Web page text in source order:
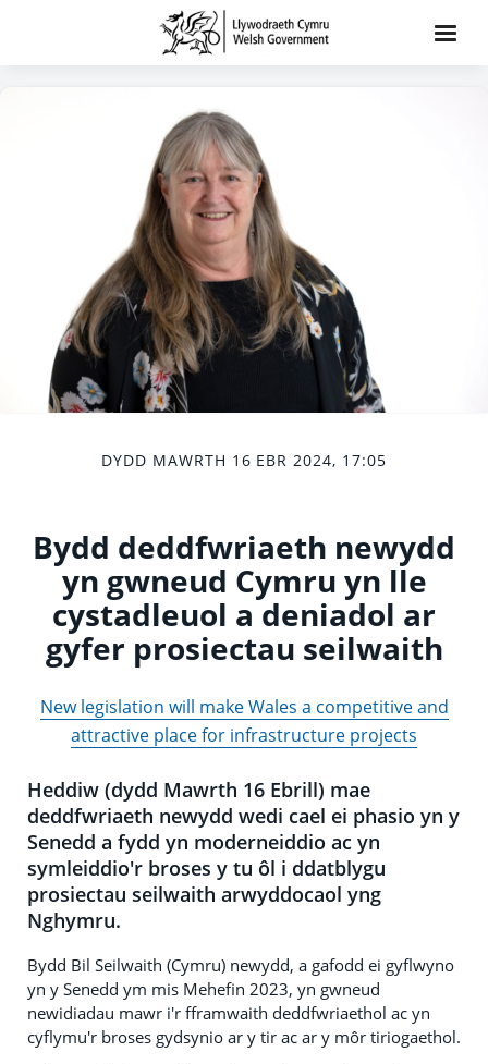
DYDD MAWRTH 16 EBR 2024, 17:05
Bydd deddfwriaeth newydd
yn gwneud Cymru yn lle
cystadleuol a deniadol ar
gyfer prosiectau seilwaith
New legislation will make Wales a competitive and
attractive place for infrastructure projects
Heddiw (dydd Mawrth 16 Ebrill) mae
deddfwriaeth newydd wedi cael ei phasio yn y
Senedd a fydd yn moderneiddio ac yn
symleiddio'r broses y tu ôl i ddatblygu
prosiectau seilwaith arwyddocaol yng
Nghymru.
Bydd Bil Seilwaith (Cymru) newydd, a gafodd ei gyflwyno
yn y Senedd ym mis Mehefin 2023, yn gwneud
newidiadau mawr i'r fframwaith deddfwriaethol ac yn
cyflymu'r broses gydsynio ar y tir ac ar y môr tiriogaethol.